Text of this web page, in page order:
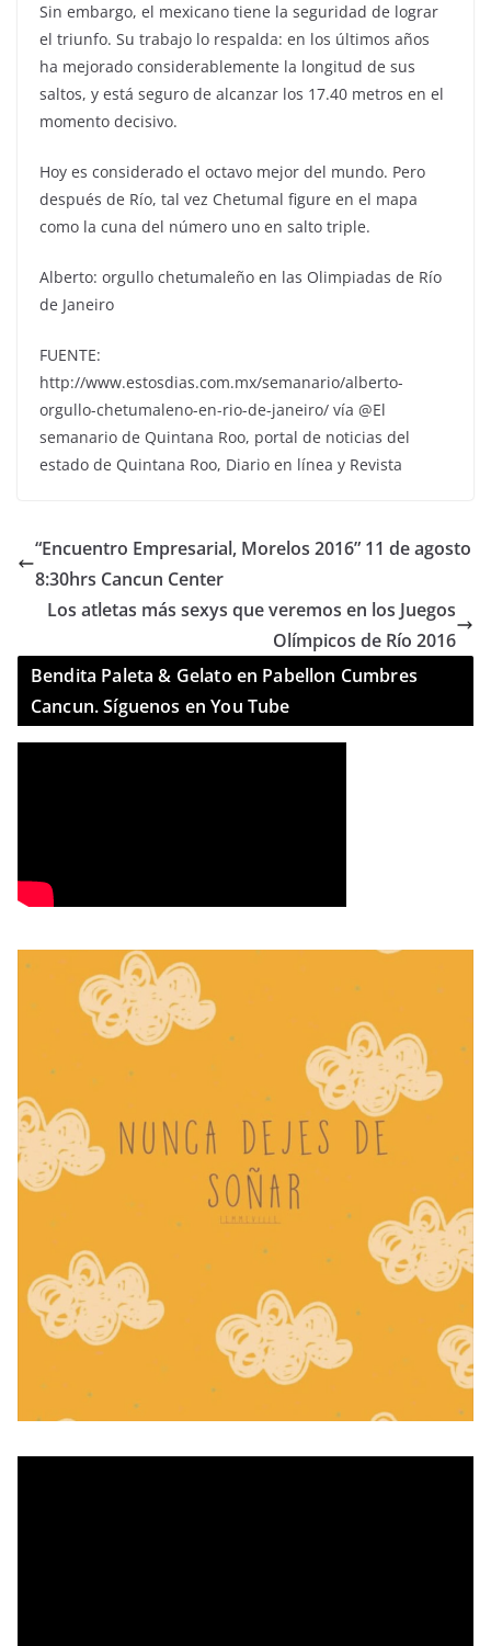
Sin embargo, el mexicano tiene la seguridad de lograr
el triunfo. Su trabajo lo respalda: en los últimos años
ha mejorado considerablemente la longitud de sus
saltos, y está seguro de alcanzar los 17.40 metros en el
momento decisivo.
Hoy es considerado el octavo mejor del mundo. Pero
después de Río, tal vez Chetumal figure en el mapa
como la cuna del número uno en salto triple.
Alberto: orgullo chetumaleño en las Olimpiadas de Río
de Janeiro
FUENTE:
http://www.estosdias.com.mx/semanario/alberto-
orgullo-chetumaleno-en-rio-de-janeiro/ vía @El
semanario de Quintana Roo, portal de noticias del
estado de Quintana Roo, Diario en línea y Revista
“Encuentro Empresarial, Morelos 2016” 11 de agosto
8:30hrs Cancun Center
Los atletas más sexys que veremos en los Juegos
Olímpicos de Río 2016
Bendita Paleta & Gelato en Pabellon Cumbres
Cancun. Síguenos en You Tube